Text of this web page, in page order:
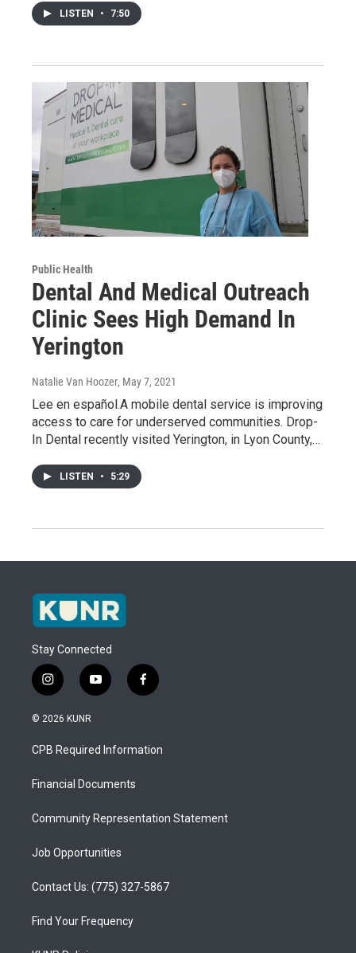
LISTEN • 7:50
Public Health
Dental And Medical Outreach
Clinic Sees High Demand In
Yerington
Natalie Van Hoozer, May 7, 2021
Lee en español.A mobile dental service is improving
access to care for underserved communities. Drop-
In Dental recently visited Yerington, in Lyon County,…
LISTEN • 5:29
Stay Connected
i
n
s
a
g
a
y
o
u
b
f
a
b
o
© 2026 KUNR
CPB Required Information
Financial Documents
Community Representation Statement
Job Opportunities
Contact Us: (775) 327-5867
Find Your Frequency